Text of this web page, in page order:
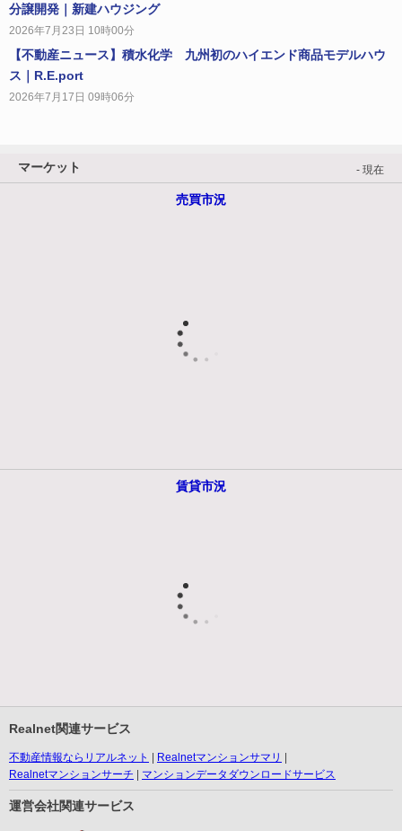
分譲開発｜新建ハウジング
2026年7月23日 10時00分
【不動産ニュース】積水化学 九州初のハイエンド商品モデルハウ
ス｜R.E.port
2026年7月17日 09時06分
マーケット - 現在
売買市況
賃貸市況
Realnet関連サービス
不動産情報ならリアルネット
Realnetマンションサマリ
Realnetマンションサーチ
マンションデータダウンロードサービス
運営会社関連サービス